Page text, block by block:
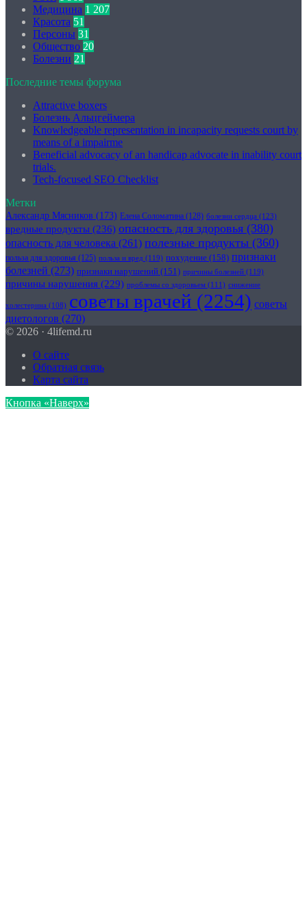
Медицина 1 207
Красота 51
Персоны 31
Общество 20
Болезни 21
Последние темы форума
Attractive boxers
Болезнь Альцгеймера
Knowledgeable representation in incapacity requests court by
means of a impairme
Beneficial advocacy of an handicap advocate in inability court
trials.
Tech-focused SEO Checklist
Метки
Александр Мясников (173) Елена Соломатина (128) болезни сердца (123)
вредные продукты (236) опасность для здоровья (380)
опасность для человека (261) полезные продукты (360)
польза для здоровья (125) польза и вред (119) похудение (158) признаки
болезней (273) признаки нарушений (151) причины болезней (119)
причины нарушения (229) проблемы со здоровьем (111) снижение
холестерина (108) советы врачей (2254) советы
диетологов (270)
© 2026 · 4lifemd.ru
О сайте
Обратная связь
Карта сайта
Кнопка «Наверх»